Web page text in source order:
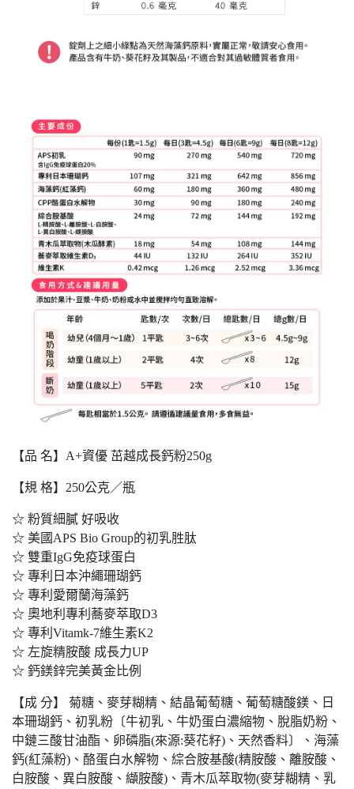
【品 名】A+資優 茁越成長鈣粉250g
【規 格】250公克／瓶
☆ 粉質細膩 好吸收
☆ 美國APS Bio Group的初乳胜肽
☆ 雙重IgG免疫球蛋白
☆ 專利日本沖繩珊瑚鈣
☆ 專利愛爾蘭海藻鈣
☆ 奧地利專利蕎麥萃取D3
☆ 專利Vitamk-7維生素K2
☆ 左旋精胺酸 成長力UP
☆ 鈣鎂鋅完美黃金比例
【成 分】 菊糖、麥芽糊精、結晶葡萄糖、葡萄糖酸鎂、日
本珊瑚鈣、初乳粉〔牛初乳、牛奶蛋白濃縮物、脫脂奶粉、
中鏈三酸甘油酯、卵磷脂(來源:葵花籽)、天然香料〕、海藻
鈣(紅藻粉)、酪蛋白水解物、綜合胺基酸(精胺酸、離胺酸、
白胺酸、異白胺酸、纈胺酸)、青木瓜萃取物(麥芽糊精、乳